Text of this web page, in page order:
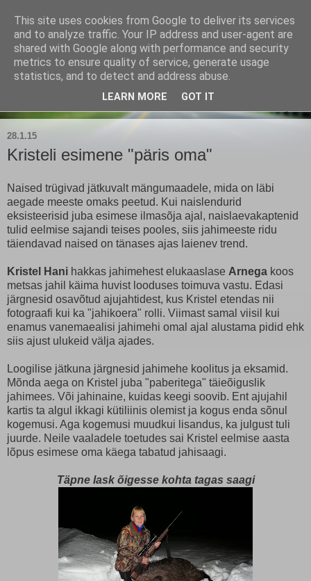
Kärla Jahimeeste Selts
Blogi Saaremaa keskpaiga jahimeeste tegemistest
28.1.15
Kristeli esimene "päris oma"
Naised trügivad jätkuvalt mängumaadele, mida on läbi
aegade meeste omaks peetud. Kui naislendurid
eksisteerisid juba esimese ilmasõja ajal, naislaevakaptenid
tulid eelmise sajandi teises pooles, siis jahimeeste ridu
täiendavad naised on tänases ajas laienev trend.
Kristel Hani hakkas jahimehest elukaaslase Arnega koos
metsas jahil käima huvist looduses toimuva vastu. Edasi
järgnesid osavõtud ajujahtidest, kus Kristel etendas nii
fotograafi kui ka "jahikoera" rolli. Viimast samal viisil kui
enamus vanemaealisi jahimehi omal ajal alustama pidid ehk
siis ajust ulukeid välja ajades.
Loogilise jätkuna järgnesid jahimehe koolitus ja eksamid.
Mõnda aega on Kristel juba "paberitega" täieõiguslik
jahimees. Või jahinaine, kuidas keegi soovib. Ent ajujahil
kartis ta algul ikkagi kütiliinis olemist ja kogus enda sõnul
kogemusi. Aga kogemusi muudkui lisandus, ka julgust tuli
juurde. Neile vaaladele toetudes sai Kristel eelmise aasta
lõpus esimese oma käega tabatud jahisaagi.
Täpne lask õigesse kohta tagas saagi
This site uses cookies from Google to deliver its services
and to analyze traffic. Your IP address and user-agent are
shared with Google along with performance and security
metrics to ensure quality of service, generate usage
statistics, and to detect and address abuse.
LEARN MORE GOT IT